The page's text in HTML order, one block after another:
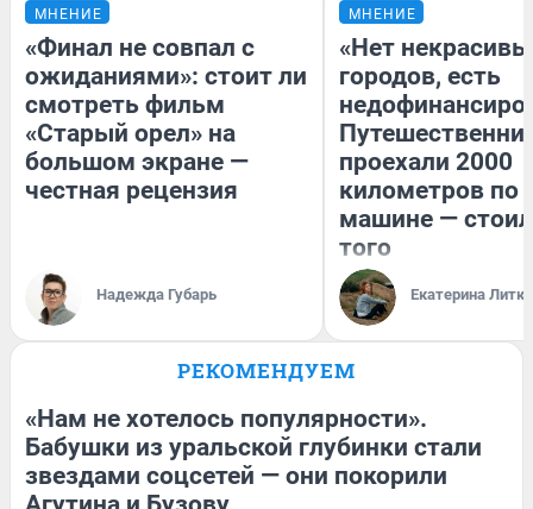
МНЕНИЕ
«Финал не совпал с
ожиданиями»: стоит ли
смотреть фильм
«Старый орел» на
большом экране —
честная рецензия
Надежда Губарь
МНЕНИЕ
«Нет
городов, есть
проехали 2000
километров по
машине —
того
Екатерина
РЕКОМЕНДУЕМ
«Нам не хотелось популярности».
Бабушки из уральской глубинки стали
звездами соцсетей — они покорили